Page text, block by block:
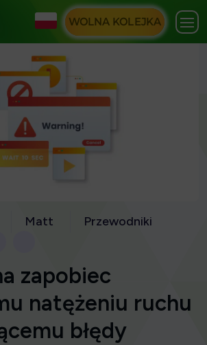
WOLNA KOLEJKA
Matt Przewodniki
zapobiec
natężeniu ruchu
błędy